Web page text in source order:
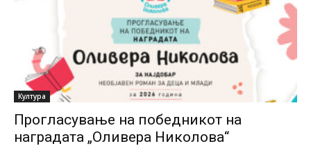
Култура
Прогласување на победникот на
наградата „Оливера Николова“